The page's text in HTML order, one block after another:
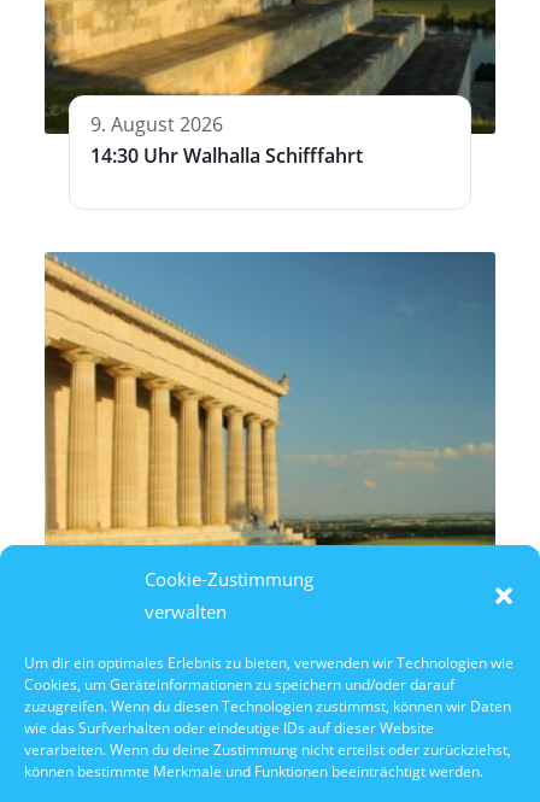
Cookie-Zustimmung
verwalten
Um dir ein optimales Erlebnis zu bieten, verwenden wir Technologien wie
Cookies, um Geräteinformationen zu speichern und/oder darauf
zuzugreifen. Wenn du diesen Technologien zustimmst, können wir Daten
wie das Surfverhalten oder eindeutige IDs auf dieser Website
verarbeiten. Wenn du deine Zustimmung nicht erteilst oder zurückziehst,
können bestimmte Merkmale und Funktionen beeinträchtigt werden.
9. August 2026
14:30 Uhr Walhalla Schifffahrt
10. Oktober 2026
10:30 Uhr Walhalla Schifffahrt